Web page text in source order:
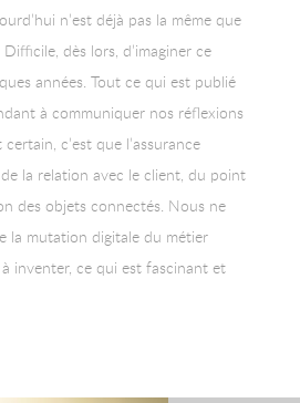
n’est déjà pas la même que
dès lors, d’imaginer ce
années. Tout ce qui est publié
à communiquer nos réflexions
c’est que l’assurance
la relation avec le client, du point
des objets connectés. Nous ne
la mutation digitale du métier
à inventer, ce qui est fascinant et